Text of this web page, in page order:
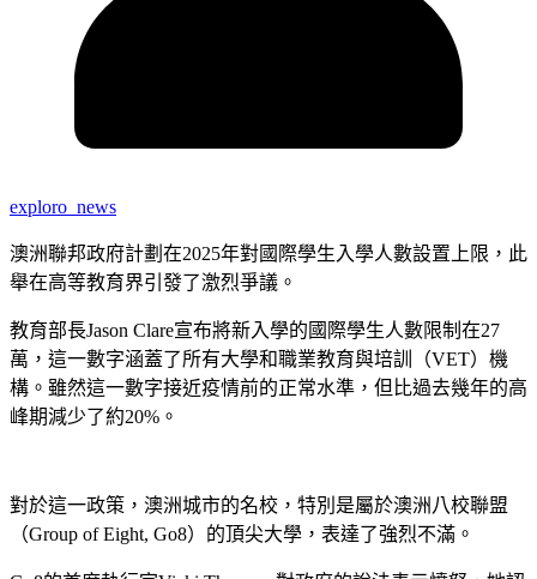
exploro_news
澳洲聯邦政府計劃在2025年對國際學生入學人數設置上限，此
舉在高等教育界引發了激烈爭議。
教育部長Jason Clare宣布將新入學的國際學生人數限制在27
萬，這一數字涵蓋了所有大學和職業教育與培訓（VET）機
構。雖然這一數字接近疫情前的正常水準，但比過去幾年的高
峰期減少了約20%。
對於這一政策，澳洲城市的名校，特別是屬於澳洲八校聯盟
（Group of Eight, Go8）的頂尖大學，表達了強烈不滿。